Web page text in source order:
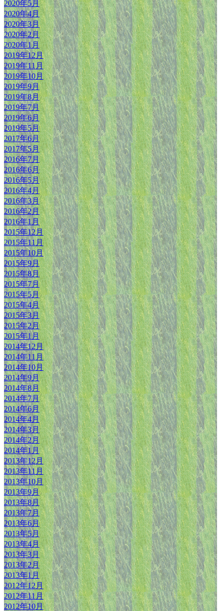
2020年5月
2020年4月
2020年3月
2020年2月
2020年1月
2019年12月
2019年11月
2019年10月
2019年9月
2019年8月
2019年7月
2019年6月
2019年5月
2017年6月
2017年5月
2016年7月
2016年6月
2016年5月
2016年4月
2016年3月
2016年2月
2016年1月
2015年12月
2015年11月
2015年10月
2015年9月
2015年8月
2015年7月
2015年5月
2015年4月
2015年3月
2015年2月
2015年1月
2014年12月
2014年11月
2014年10月
2014年9月
2014年8月
2014年7月
2014年6月
2014年4月
2014年3月
2014年2月
2014年1月
2013年12月
2013年11月
2013年10月
2013年9月
2013年8月
2013年7月
2013年6月
2013年5月
2013年4月
2013年3月
2013年2月
2013年1月
2012年12月
2012年11月
2012年10月